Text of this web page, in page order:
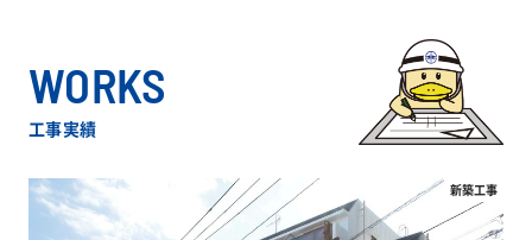
WORKS
工事実績
新築工事